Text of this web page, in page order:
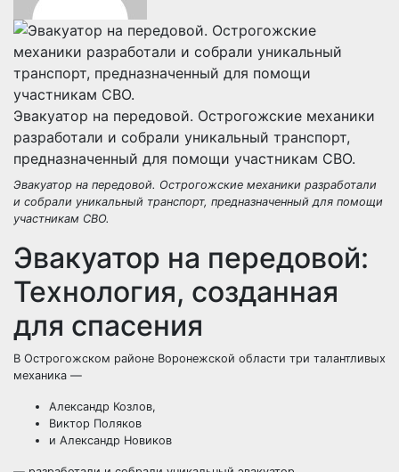
Эвакуатор на передовой. Острогожские механики
разработали и собрали уникальный транспорт,
предназначенный для помощи участникам СВО.
Эвакуатор на передовой. Острогожские механики разработали
и собрали уникальный транспорт, предназначенный для помощи
участникам СВО.
Эвакуатор на передовой:
Технология, созданная
для спасения
В Острогожском районе Воронежской области три талантливых
механика —
Александр Козлов,
Виктор Поляков
и Александр Новиков